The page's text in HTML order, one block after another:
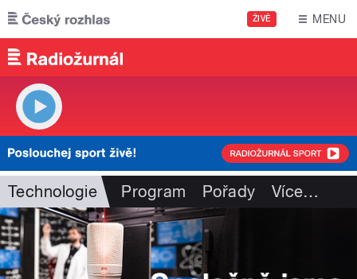
Přejít k hlavnímu obsahu
ŽIVĚ MENU
Technologie Program Pořady Více…